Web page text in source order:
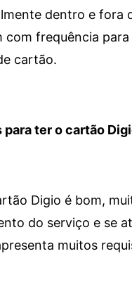
dentro e fora
com frequência
cartão.
ter o cartão
Digio é bom,
do serviço e se
muitos